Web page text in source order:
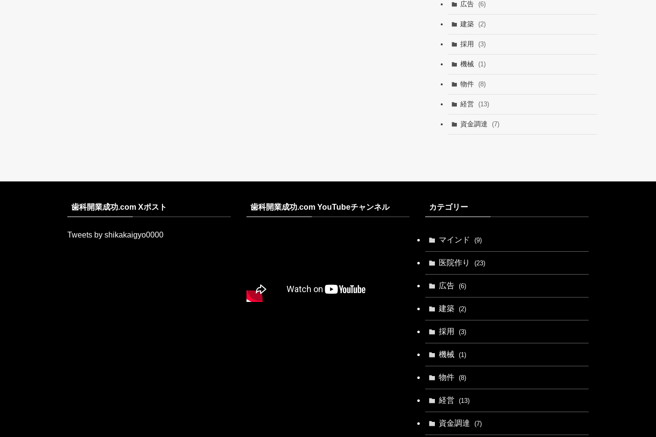
広告 (6)
建築 (2)
採用 (3)
機械 (1)
物件 (8)
経営 (13)
資金調達 (7)
歯科開業成功.com Xポスト
Tweets by shikakaigyo0000
歯科開業成功.com YouTubeチャンネル カテゴリー
マインド (9)
医院作り (23)
広告 (6)
建築 (2)
採用 (3)
機械 (1)
物件 (8)
経営 (13)
資金調達 (7)